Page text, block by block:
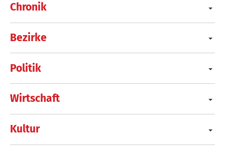
Chronik
Bezirke
Politik
Wirtschaft
Kultur